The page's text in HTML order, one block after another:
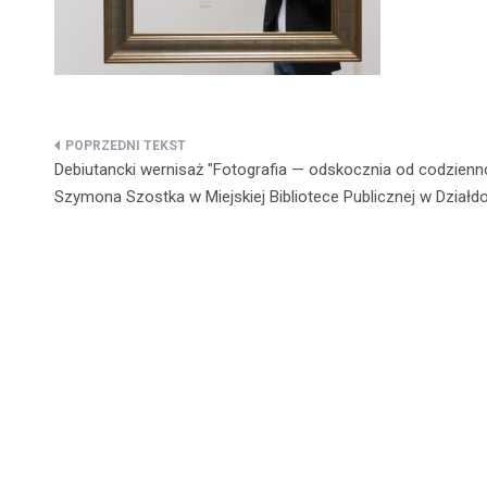
Nawigacja
wpisu
Debiutancki wernisaż "Fotografia — odskocznia od
Szymona Szostka w Miejskiej Bibliotece Publicznej w